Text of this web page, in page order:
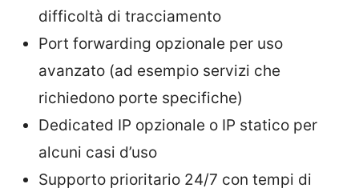
difficoltà di tracciamento
Port forwarding opzionale per uso
avanzato (ad esempio servizi che
richiedono porte specifiche)
Dedicated IP opzionale o IP statico per
alcuni casi d’uso
Supporto prioritario 24/7 con tempi di